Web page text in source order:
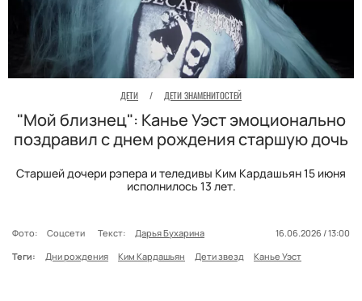
ДЕТИ / ДЕТИ ЗНАМЕНИТОСТЕЙ
"Мой близнец": Канье Уэст эмоционально
поздравил с днем рождения старшую дочь
Старшей дочери рэпера и теледивы Ким Кардашьян 15 июня
исполнилось 13 лет.
Фото: Соцсети Текст: Дарья Бухарина
16.06.2026 / 13:00
Теги:
Дни рождения Ким Кардашьян Дети звезд Канье Уэст